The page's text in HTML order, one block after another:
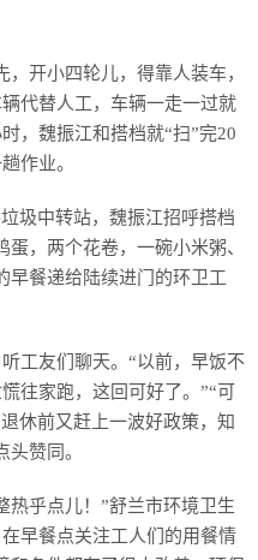
美文
开小四轮儿，得靠人装车，
代替人工，车辆一走一过就
，魏振江和搭档就“扫”完20
作业。
圾中转站，魏振江招呼搭档
，两个花卷，一碗小米粥、
早餐递给陆续进门的环卫工
工友们聊天。“以前，早饭不
往家跑，这回可好了。”“可
休前又赶上一波好政策，知
赞同。
热乎点儿！”舒兰市环境卫生
早餐点关注工人们的用餐情